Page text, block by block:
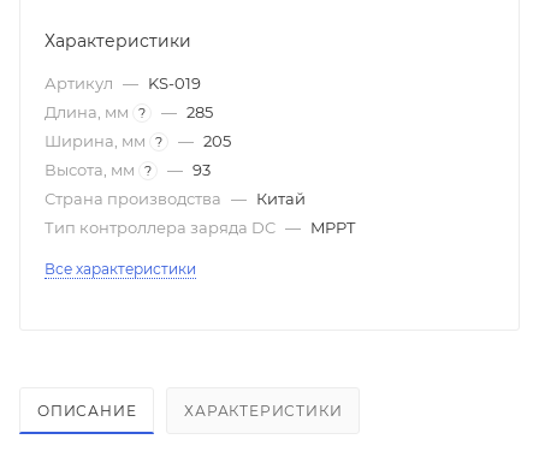
Характеристики
Артикул — KS-019
Длина, мм
? — 285
Ширина, мм
? — 205
Высота, мм
? — 93
Страна производства — Китай
Тип контроллера заряда DC — MPPT
Все характеристики
ОПИСАНИЕ ХАРАКТЕРИСТИКИ